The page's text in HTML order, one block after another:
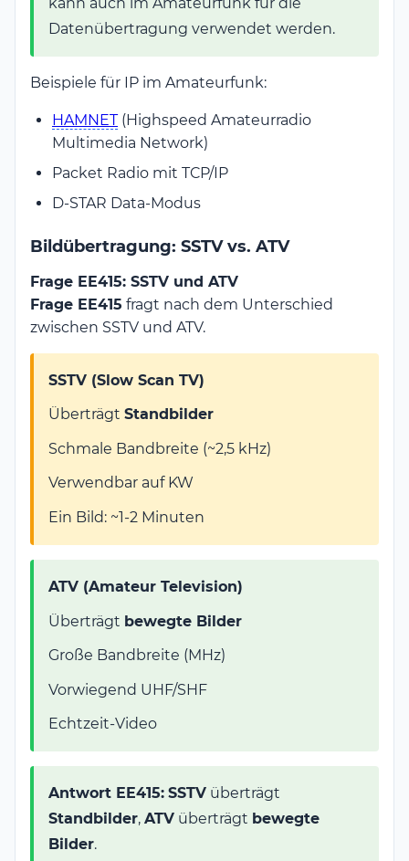
Datenübertragung verwendet werden.
Beispiele für IP im Amateurfunk:
HAMNET(Highspeed Amateurradio
Multimedia Network)
Packet Radio mit TCP/IP
D-STAR Data-Modus
Bildübertragung: SSTV vs. ATV
Frage EE415: SSTV und ATV
Frage EE415 fragt nach dem Unterschied
zwischen SSTV und ATV.
SSTV (Slow Scan TV)
Überträgt Standbilder
Schmale Bandbreite (~2,5 kHz)
Verwendbar auf KW
Ein Bild: ~1-2 Minuten
ATV (Amateur Television)
Überträgt bewegte Bilder
Große Bandbreite (MHz)
Vorwiegend UHF/SHF
Echtzeit-Video
Antwort EE415: SSTV überträgt
Standbilder, ATV überträgt bewegte
Bilder.